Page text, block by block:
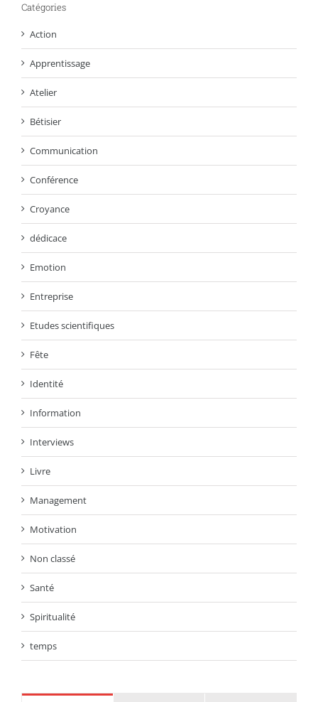
Catégories
Action
Apprentissage
Atelier
Bétisier
Communication
Conférence
Croyance
dédicace
Emotion
Entreprise
Etudes scientifiques
Fête
Identité
Information
Interviews
Livre
Management
Motivation
Non classé
Santé
Spiritualité
temps